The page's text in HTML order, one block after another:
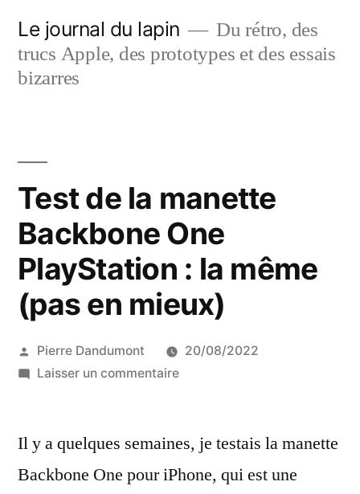
contenu
Le journal du lapin
Du rétro, des
trucs Apple, des prototypes et des essais
bizarres
Test de la manette
Backbone One
PlayStation : la même
(pas en mieux)
Publié
par
Pierre Dandumont
20/08/2022
Laisser un commentairesur
la
Backbone
Il y a quelques semaines, je testais la manette
Backbone One pour iPhone, qui est une